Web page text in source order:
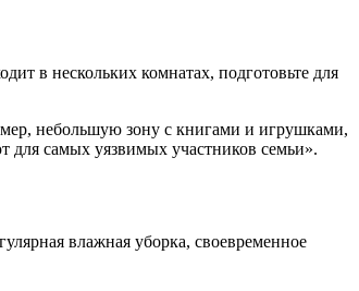
в нескольких комнатах, подготовьте для
небольшую зону с книгами и игрушками,
для самых уязвимых участников семьи».
влажная уборка, своевременное